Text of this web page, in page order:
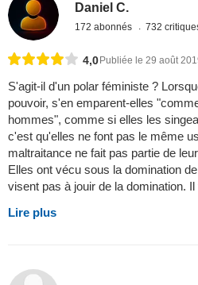
Daniel C.
172 abonnés 732
4,0Publiée le 29 août
S'agit-il d'un polar féministe ?
pouvoir, s'en emparent-elles
hommes", comme si elles les
c'est qu'elles ne font pas le même
maltraitance ne fait pas partie de
Elles ont vécu sous la domination
visent pas à jouir de la domination.
Lire plus